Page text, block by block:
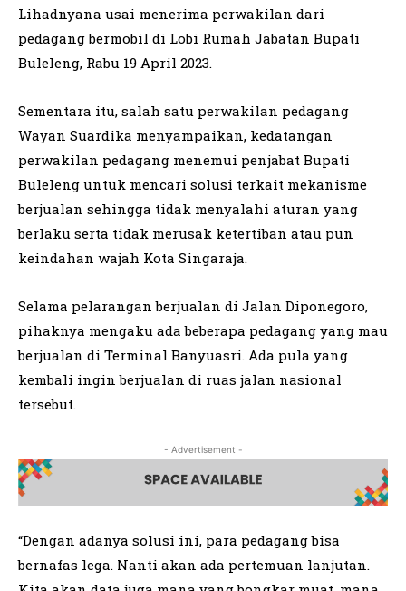
Lihadnyana usai menerima perwakilan dari
pedagang bermobil di Lobi Rumah Jabatan Bupati
Buleleng, Rabu 19 April 2023.
Sementara itu, salah satu perwakilan pedagang
Wayan Suardika menyampaikan, kedatangan
perwakilan pedagang menemui penjabat Bupati
Buleleng untuk mencari solusi terkait mekanisme
berjualan sehingga tidak menyalahi aturan yang
berlaku serta tidak merusak ketertiban atau pun
keindahan wajah Kota Singaraja.
Selama pelarangan berjualan di Jalan Diponegoro,
pihaknya mengaku ada beberapa pedagang yang mau
berjualan di Terminal Banyuasri. Ada pula yang
kembali ingin berjualan di ruas jalan nasional
tersebut.
- Advertisement -
“Dengan adanya solusi ini, para pedagang bisa
bernafas lega. Nanti akan ada pertemuan lanjutan.